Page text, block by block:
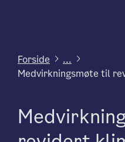
Forside
...
Medvirkningsmøte til